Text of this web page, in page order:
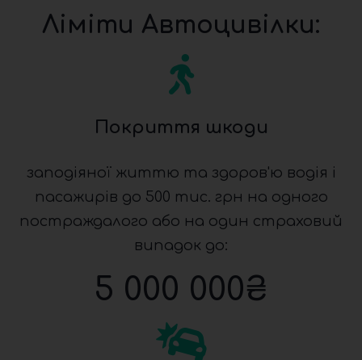
Ліміти Автоцивілки:
Покриття шкоди
заподіяної життю та здоров'ю водія і
пасажирів до 500 тис. грн на одного
постраждалого або на один страховий
випадок до:
5 000 000₴